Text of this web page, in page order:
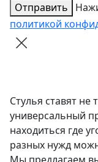
Отправить
политикой
Стулья ставят не
универсальный
находиться где
разных нужд